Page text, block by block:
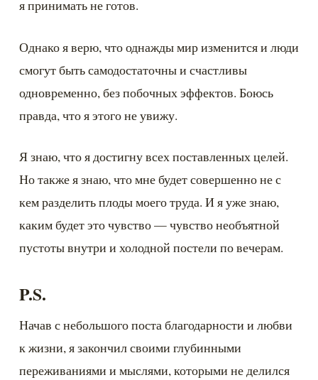
я принимать не готов.
Однако я верю, что однажды мир изменится и люди
смогут быть самодостаточны и счастливы
одновременно, без побочных эффектов. Боюсь
правда, что я этого не увижу.
Я знаю, что я достигну всех поставленных целей.
Но также я знаю, что мне будет совершенно не с
кем разделить плоды моего труда. И я уже знаю,
каким будет это чувство — чувство необъятной
пустоты внутри и холодной постели по вечерам.
P.S.
Начав с небольшого поста благодарности и любви
к жизни, я закончил своими глубинными
переживаниями и мыслями, которыми не делился